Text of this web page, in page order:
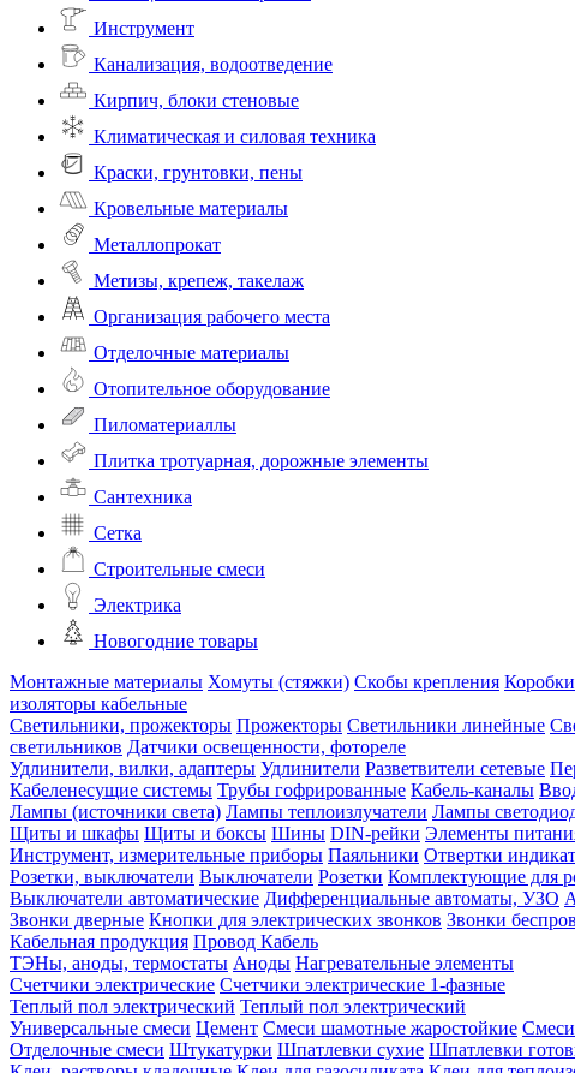
Инструмент
Канализация, водоотведение
Кирпич, блоки стеновые
Климатическая и силовая техника
Краски, грунтовки, пены
Кровельные материалы
Металлопрокат
Метизы, крепеж, такелаж
Организация рабочего места
Отделочные материалы
Отопительное оборудование
Пиломатериаллы
Плитка тротуарная, дорожные элементы
Сантехника
Сетка
Строительные смеси
Электрика
Новогодние товары
Монтажные материалы Хомуты (стяжки) Скобы крепления
изоляторы кабельные
Светильники, прожекторы Прожекторы Светильники линейные
светильников Датчики освещенности, фотореле
Удлинители, вилки, адаптеры Удлинители Разветвители сетевые
Кабеленесущие системы Трубы гофрированные Кабель-каналы
Лампы (источники света) Лампы теплоизлучатели Лампы
Щиты и шкафы Щиты и боксы Шины DIN-рейки Элементы
Инструмент, измерительные приборы Паяльники Отвертки
Розетки, выключатели Выключатели Розетки Комплектующие для
Выключатели автоматические Дифференциальные автоматы, УЗО
Звонки дверные Кнопки для электрических звонков Звонки
Кабельная продукция Провод Кабель
ТЭНы, аноды, термостаты Аноды Нагревательные элементы
Счетчики электрические Счетчики электрические 1-фазные
Теплый пол электрический Теплый пол электрический
Универсальные смеси Цемент Смеси шамотные жаростойкие
Отделочные смеси Штукатурки Шпатлевки сухие Шпатлевки